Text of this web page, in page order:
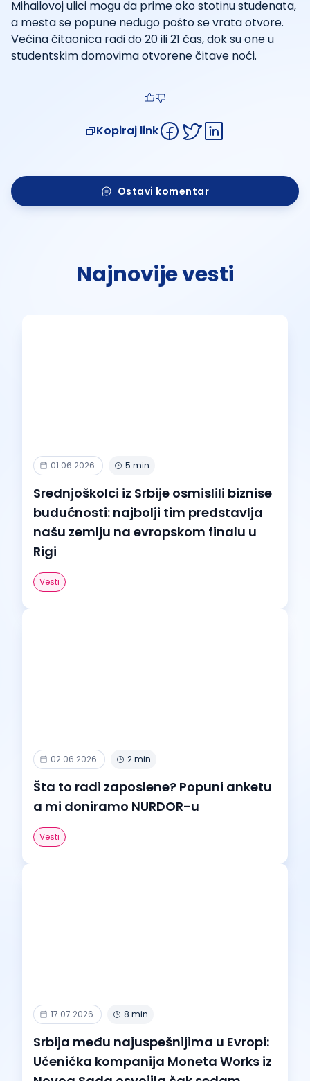
Mihailovoj ulici mogu da prime oko stotinu studenata,
a mesta se popune nedugo pošto se vrata otvore.
Većina čitaonica radi do 20 ili 21 čas, dok su one u
studentskim domovima otvorene čitave noći.
Kopiraj link
Ostavi komentar
Najnovije vesti
01.06.2026. 5 min
Srednjoškolci iz Srbije osmislili biznise
budućnosti: najbolji tim predstavlja
našu zemlju na evropskom finalu u
Rigi
Vesti
02.06.2026. 2 min
Šta to radi zaposlene? Popuni anketu
a mi doniramo NURDOR-u
Vesti
17.07.2026. 8 min
Srbija među najuspešnijima u Evropi:
Učenička kompanija Moneta Works iz